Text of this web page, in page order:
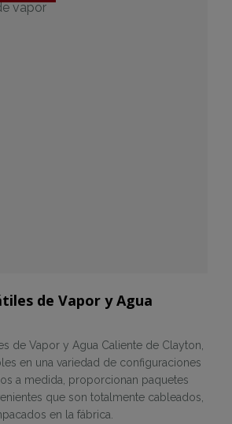
de Vapor y Agua
de Vapor y Agua Caliente de Clayton,
en una variedad de configuraciones
a medida, proporcionan paquetes
que son totalmente cableados,
en la fábrica.